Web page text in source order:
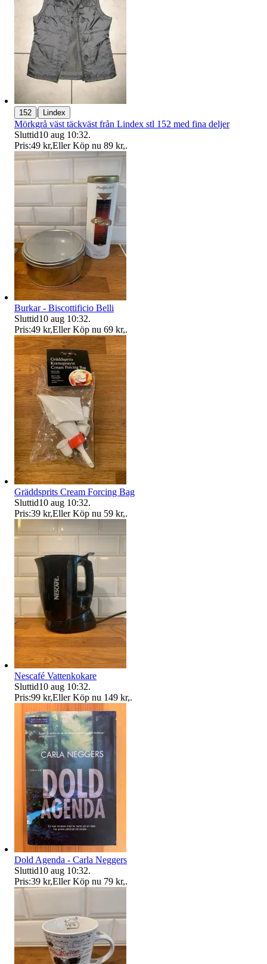
152 | Lindex
Mörkgrå väst täckväst från Lindex stl 152 med fina deljer
Sluttid10 aug 10:32.
Pris:49 kr,Eller Köp nu 89 kr,.
Burkar - Biscottificio Belli
Sluttid10 aug 10:32.
Pris:49 kr,Eller Köp nu 69 kr,.
Gräddsprits Cream Forcing Bag
Sluttid10 aug 10:32.
Pris:39 kr,Eller Köp nu 59 kr,.
Nescafé Vattenkokare
Sluttid10 aug 10:32.
Pris:99 kr,Eller Köp nu 149 kr,.
Dold Agenda - Carla Neggers
Sluttid10 aug 10:32.
Pris:39 kr,Eller Köp nu 79 kr,.